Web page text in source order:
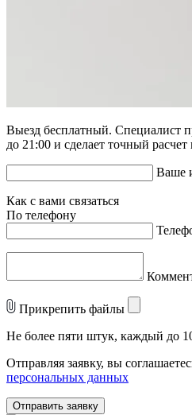
Выезд бесплатный. Специалист
до 21:00 и сделает точный расчет
Ваше
Как с вами связаться
По телефону
Прикрепить файлы
Не более пяти штук, каждый до
Отправляя заявку, вы
персональных данных
Отправить заявку